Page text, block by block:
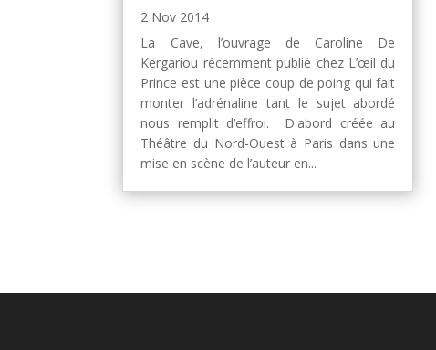
2 Nov 2014
La Cave, l’ouvrage de Caroline De
Kergariou récemment publié chez L’œil du
Prince est une pièce coup de poing qui fait
monter l’adrénaline tant le sujet abordé
nous remplit d’effroi. D'abord créée au
Théâtre du Nord-Ouest à Paris dans une
mise en scène de l’auteur en...